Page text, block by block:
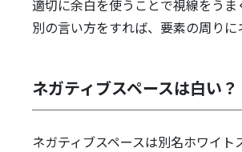
適切に余白を使うことで視線をうま
別の言い方をすれば、要素の周りに
ネガティブスペースは白い？
ネガティブスペースは別名ホワイ